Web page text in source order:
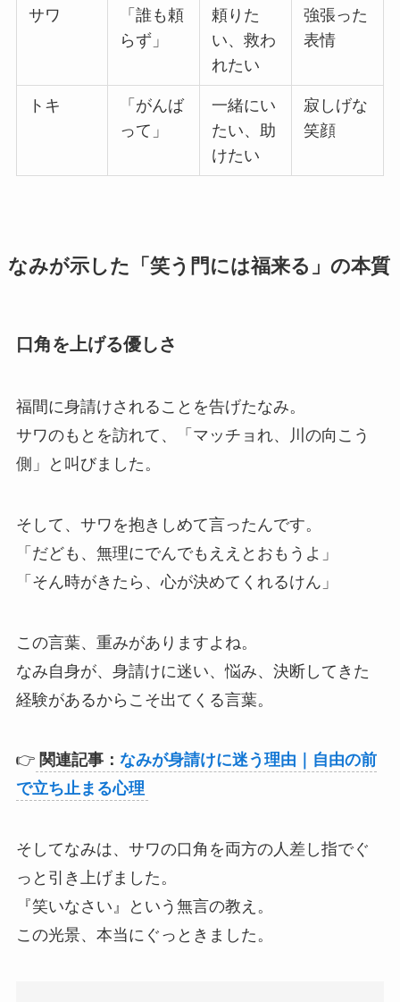
サワ
「誰も頼
らず」
頼りた
い、救わ
れたい
強張った
表情
トキ
「がんば
って」
一緒にい
たい、助
けたい
寂しげな
笑顔
なみが示した「笑う門には福来る」の本質
口角を上げる優しさ
福間に身請けされることを告げたなみ。
サワのもとを訪れて、「マッチョれ、川の向こう
側」と叫びました。
そして、サワを抱きしめて言ったんです。
「だども、無理にでんでもええとおもうよ」
「そん時がきたら、心が決めてくれるけん」
この言葉、重みがありますよね。
なみ自身が、身請けに迷い、悩み、決断してきた
経験があるからこそ出てくる言葉。
👉 関連記事： なみが身請けに迷う理由｜自由の前
で立ち止まる心理
そしてなみは、サワの口角を両方の人差し指でぐ
っと引き上げました。
『笑いなさい』という無言の教え。
この光景、本当にぐっときました。